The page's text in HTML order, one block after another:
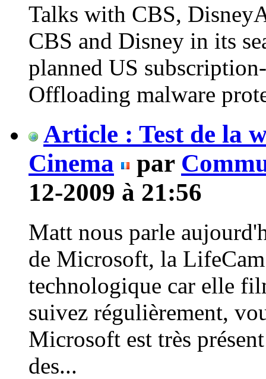
Talks with CBS,
CBS and Disney in its
planned US
Offloading malware
Article : Test de la
Cinema
par
12-2009 à 21:56
Matt nous parle
de Microsoft, la
technologique car elle
suivez régulièrement,
Microsoft est très
des...